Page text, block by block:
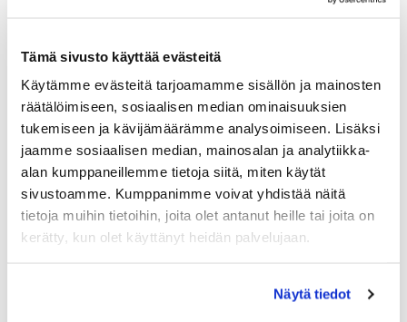
Tämä sivusto käyttää evästeitä
Käytämme evästeitä tarjoamamme sisällön ja mainosten
räätälöimiseen, sosiaalisen median ominaisuuksien
tukemiseen ja kävijämäärämme analysoimiseen. Lisäksi
jaamme sosiaalisen median, mainosalan ja analytiikka-
alan kumppaneillemme tietoja siitä, miten käytät
sivustoamme. Kumppanimme voivat yhdistää näitä
tietoja muihin tietoihin, joita olet antanut heille tai joita on
kerätty, kun olet käyttänyt heidän palvelujaan.
Näytä tiedot